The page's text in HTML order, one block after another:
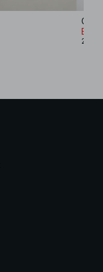
EUR
2